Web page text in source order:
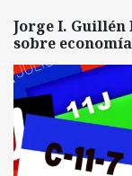
Jorge I.
sobre